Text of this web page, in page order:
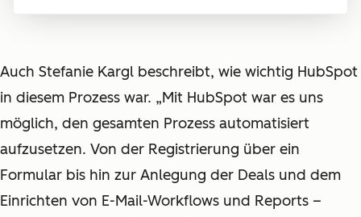
Auch Stefanie Kargl beschreibt, wie wichtig HubSpot
in diesem Prozess war. „Mit HubSpot war es uns
möglich, den gesamten Prozess automatisiert
aufzusetzen. Von der Registrierung über ein
Formular bis hin zur Anlegung der Deals und dem
Einrichten von E-Mail-Workflows und Reports –